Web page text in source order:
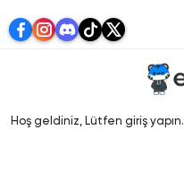
Hoş geldiniz, Lütfen giriş yapın.